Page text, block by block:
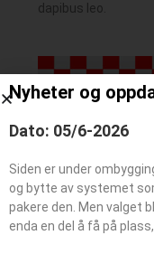
dapibus leo.
Legg igjen en
Nyheter og
Dato: 05/6-2026
Siden er under
og bytte av systemet
pakere den. Men valget
enda en del å få på